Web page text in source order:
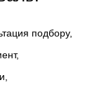
подбору,